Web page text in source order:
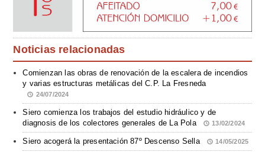
Noticias relacionadas
Comienzan las obras de renovación de la escalera de incendios
y varias estructuras metálicas del C.P. La Fresneda
24/07/2024
Siero comienza los trabajos del estudio hidráulico y de
diagnosis de los colectores generales de La Pola
13/02/2024
Siero acogerá la presentación 87º Descenso Sella 14/05/2025